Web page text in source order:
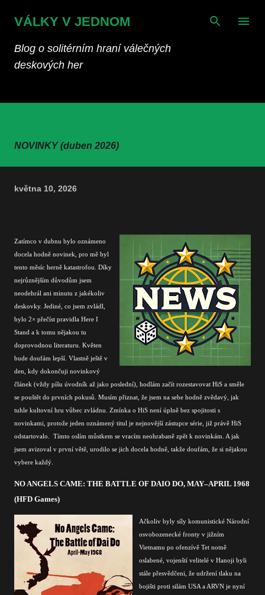
VÁLKY V JEDNOM
Blog o solitérním hraní válečných
deskových her
NOVINKY (duben 2026)
května 10, 2026
Zatímco v dubnu bylo oznámeno
docela hodně novinek, pro mě byl
tento měsíc herně katastrofou. Díky
nejrůznějším důvodům jsem
neodehrál ani minutu z jakékoliv
deskovky. Jediné, co jsem zvládl,
bylo 2× přečíst pravidla Here I
Stand a k tomu nějakou tu
doprovodnou literaturu. Květen
bude doufám lepší. Vlastně ještě v
den, kdy dokončuji novinkový
článek (vždy píšu úvodník až jako poslední), hodlám začít rozestavovat HiS a směle
se pouštět do prvních pokusů. Musím přiznat, že jsem na sebe hodně zvědavý, jak
tuhle kultovní hru vůbec zvládnu. Zmínka o HiS není úplně bez spojitosti s
novinkami, protože jeden oznámený titul je nejnovější zástupce série, již právě HiS
odstartovalo. Tímto oslím můstkem se vracím neohrabaně zpět k novinkám. A jak
jsem avizoval v první větě, urodilo se jich docela hodně, takže doufám, že si nějakou
vybere každý.
NO ANGELS CAME: THE BATTLE OF DAIO DO, MAY–APRIL 1968
(HFD Games)
Ačkoliv byly síly komunistické Národní
osvobozenecké fronty v jižním
Vietnamu po ofenzívě Tet notně
oslabené, vojenští velitelé v Hanoji byli
stále přesvědčeni, že udržení tlaku na
bojišti proti silám USA a ARVN je nyní